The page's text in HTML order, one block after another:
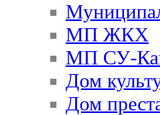
МП ЖКХ
МП СУ-
Дом
Дом